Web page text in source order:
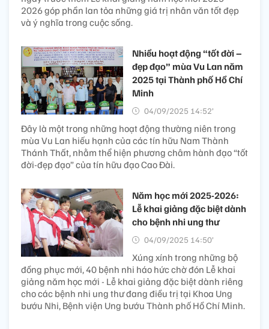
2026 góp phần lan tỏa những giá trị nhân văn tốt đẹp
và ý nghĩa trong cuộc sống.
Nhiều hoạt động “tốt đời –
đẹp đạo” mùa Vu Lan năm
2025 tại Thành phố Hồ Chí
Minh
04/09/2025 14:52’
Đây là một trong những hoạt động thường niên trong
mùa Vu Lan hiếu hạnh của các tín hữu Nam Thành
Thánh Thất, nhằm thể hiện phương châm hành đạo “tốt
đời-đẹp đạo” của tín hữu đạo Cao Đài.
Năm học mới 2025-2026:
Lễ khai giảng đặc biệt dành
cho bệnh nhi ung thư
04/09/2025 14:50’
Xúng xính trong những bộ
đồng phục mới, 40 bệnh nhi háo hức chờ đón Lễ khai
giảng năm học mới - Lễ khai giảng đặc biệt dành riêng
cho các bệnh nhi ung thư đang điều trị tại Khoa Ung
bướu Nhi, Bệnh viện Ung bướu Thành phố Hồ Chí Minh.